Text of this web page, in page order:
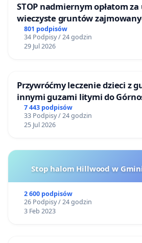
STOP nadmiernym opłatom
wieczyste gruntów
ogrody działkowe.
801 podpisów
34 Podpisy / 24 godzin
29 Jul 2026
Przywróćmy leczenie dzieci z
innymi guzami litymi do
Centrum Zdrowia Dziecka w
7 443 podpisów
33 Podpisy / 24 godzin
25 Jul 2026
Stop halom Hillwood w
2 600 podpisów
26 Podpisy / 24 godzin
3 Feb 2023